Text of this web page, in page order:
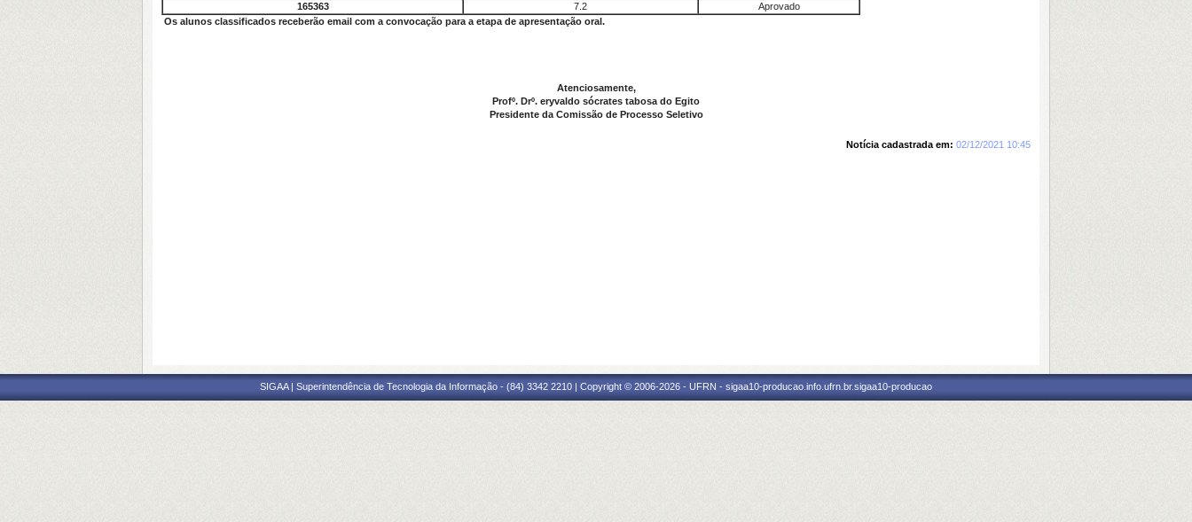
165363
7.2
Aprovado
Os alunos classificados receberão email com a convocação para a etapa de apresentação oral.
Atenciosamente,
Profº. Drº. eryvaldo sócrates tabosa do Egito
Presidente da Comissão de Processo Seletivo
Notícia cadastrada em: 02/12/2021 10:45
SIGAA | Superintendência de Tecnologia da Informação - (84) 3342 2210 | Copyright © 2006-2026 - UFRN - sigaa10-producao.info.ufrn.br.sigaa10-producao